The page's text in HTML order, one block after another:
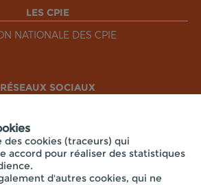
LES CPIE
NATIONALE DES CPIE
RÉSEAUX SOCIAUX
cookies (traceurs) qui
accord pour réaliser des statistiques
d'autres cookies, qui ne